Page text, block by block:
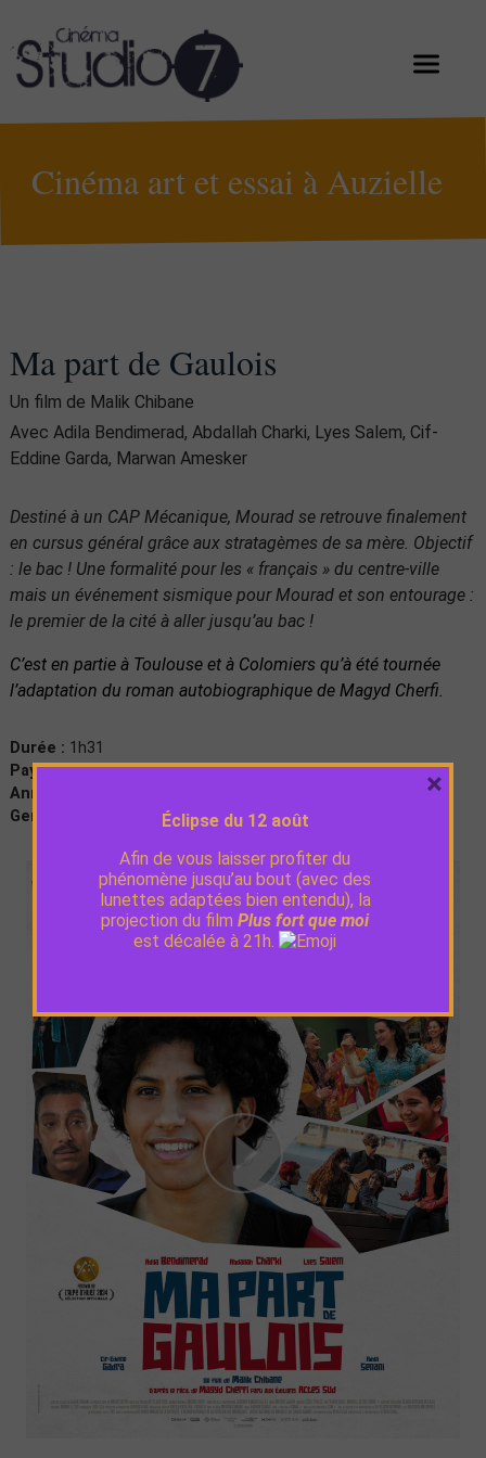
Cinéma art et essai à Auzielle
Ma part de Gaulois
Un film de Malik Chibane
Avec Adila Bendimerad, Abdallah Charki, Lyes Salem, Cif-
Eddine Garda, Marwan Amesker
Destiné à un CAP Mécanique, Mourad se retrouve finalement
en cursus général grâce aux stratagèmes de sa mère. Objectif
: le bac ! Une formalité pour les « français » du centre-ville
mais un événement sismique pour Mourad et son entourage :
le premier de la cité à aller jusqu’au bac !
C’est en partie à Toulouse et à Colomiers qu’à été tournée
l’adaptation du roman autobiographique de Magyd Cherfi.
Durée : 1h31
Pays :France
Année de production :
Genre :
Éclipse du 12 août
Afin de vous laisser profiter du
phénomène jusqu’au bout (avec des
lunettes adaptées bien entendu), la
projection du film Plus fort que moi
est décalée à 21h.
×